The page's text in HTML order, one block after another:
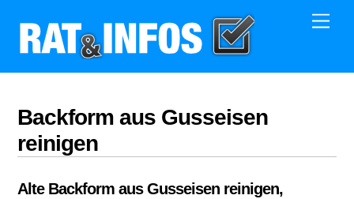
content
Backform aus Gusseisen
reinigen
Alte Backform aus Gusseisen reinigen,